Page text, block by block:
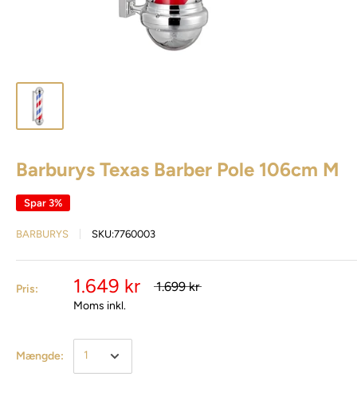
Barburys Texas Barber Pole 106cm M
Spar 3%
BARBURYS SKU:7760003
Pris: 1.649 kr 1.699 kr
Moms inkl.
Mængde: